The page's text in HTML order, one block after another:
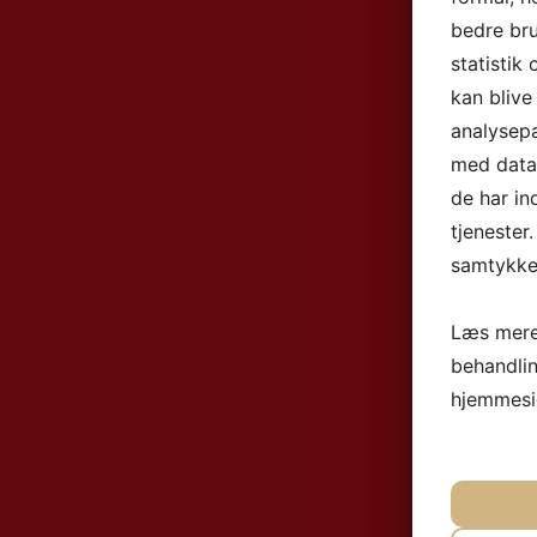
bedre
statistik
kan
med
de har
Læs